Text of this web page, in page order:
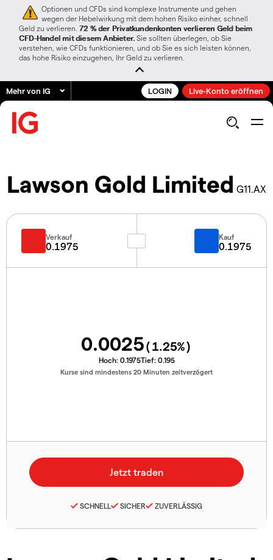
Optionen und CFDs sind komplexe Instrumente und gehen
wegen der Hebelwirkung mit dem hohen Risiko einher, schnell
Geld zu verlieren. 72 % der Privatkundenkonten verlieren Geld beim
CFD-Handel mit diesem Anbieter. Sie sollten überlegen, ob Sie
verstehen, wie CFDs funktionieren, und ob Sie es sich leisten können,
das hohe Risiko einzugehen, Ihr Geld zu verlieren.
Mehr von IG LOGIN Live-Konto eröffnen
Lawson Gold Limited G11.AX
Verkauf
0.1975
Kauf
0.1975
0.0025(1.25%)
Hoch: 0.1975Tief: 0.195
Kurse sind mindestens 20 Minuten zeitverzögert
SCHNELL SICHER ZUVERLÄSSIG